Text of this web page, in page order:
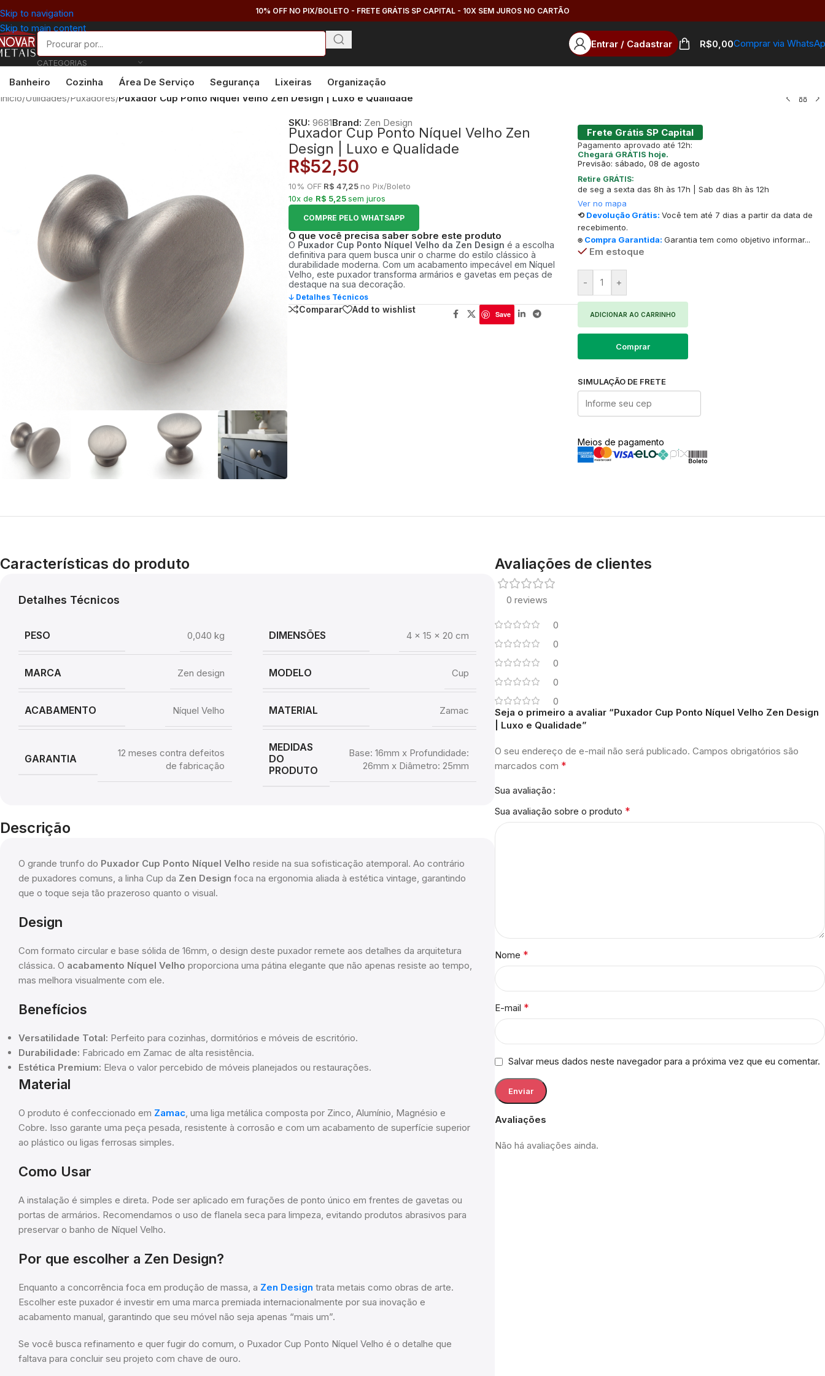
Skip to navigation
Skip to main content
10% OFF NO PIX/BOLETO - FRETE GRÁTIS SP CAPITAL - 10X SEM JUROS NO CARTÃO
CATEGORIAS
Entrar / Cadastrar R$0,00Comprar via
Banheiro Cozinha Área De Serviço Segurança Lixeiras
Organização
Início/Utilidades/Puxadores/Puxador Cup Ponto Níquel Velho Zen Design | Luxo e Qualidade
SKU:9681Brand: Zen Design
Puxador Cup Ponto Níquel Velho Zen
Design | Luxo e Qualidade
R$52,50
10% OFF R$ 47,25 no Pix/Boleto
10x de R$ 5,25sem juros
COMPRE PELO WHATSAPP
O que você precisa saber sobre este produto
O Puxador Cup Ponto Níquel Velho da Zen Design é a escolha
definitiva para quem busca unir o charme do estilo clássico à
durabilidade moderna. Com um acabamento impecável em Níquel
Velho, este puxador transforma armários e gavetas em peças de
destaque na sua decoração.
🡣 Detalhes Técnicos
Comparar Add to wishlist Save
Frete Grátis SP Capital
Pagamento aprovado até 12h:
Chegará GRÁTIS hoje.
Previsão: sábado, 08 de agosto
Retire GRÁTIS:
de seg a sexta das 8h às 17h | Sab das 8h às 12h
Ver no mapa
⟲ Devolução Grátis: Você tem até 7 dias a partir da data de
recebimento.
⍟ Compra Garantida: Garantia tem como objetivo informar...
Em estoque
- +
ADICIONAR AO CARRINHO
Comprar
SIMULAÇÃO DE FRETE
Meios de pagamento
Características do produto
Detalhes Técnicos
PESO 0,040 kg DIMENSÕES 4 × 15 × 20 cm
MARCA Zen design MODELO Cup
ACABAMENTO Níquel Velho MATERIAL Zamac
GARANTIA
12 meses contra defeitos
de fabricação
MEDIDAS
DO
PRODUTO
Base: 16mm x Profundidade:
26mm x Diâmetro: 25mm
Descrição
O grande trunfo do Puxador Cup Ponto Níquel Velho reside na sua sofisticação atemporal. Ao contrário
de puxadores comuns, a linha Cup da Zen Design foca na ergonomia aliada à estética vintage, garantindo
que o toque seja tão prazeroso quanto o visual.
Design
Com formato circular e base sólida de 16mm, o design deste puxador remete aos detalhes da arquitetura
clássica. O acabamento Níquel Velho proporciona uma pátina elegante que não apenas resiste ao tempo,
mas melhora visualmente com ele.
Benefícios
Versatilidade Total: Perfeito para cozinhas, dormitórios e móveis de escritório.
Durabilidade: Fabricado em Zamac de alta resistência.
Estética Premium: Eleva o valor percebido de móveis planejados ou restaurações.
Material
O produto é confeccionado em Zamac, uma liga metálica composta por Zinco, Alumínio, Magnésio e
Cobre. Isso garante uma peça pesada, resistente à corrosão e com um acabamento de superfície superior
ao plástico ou ligas ferrosas simples.
Como Usar
A instalação é simples e direta. Pode ser aplicado em furações de ponto único em frentes de gavetas ou
portas de armários. Recomendamos o uso de flanela seca para limpeza, evitando produtos abrasivos para
preservar o banho de Níquel Velho.
Por que escolher a Zen Design?
Enquanto a concorrência foca em produção de massa, a Zen Design trata metais como obras de arte.
Escolher este puxador é investir em uma marca premiada internacionalmente por sua inovação e
acabamento manual, garantindo que seu móvel não seja apenas “mais um”.
Se você busca refinamento e quer fugir do comum, o Puxador Cup Ponto Níquel Velho é o detalhe que
faltava para concluir seu projeto com chave de ouro.
Avaliações de clientes
0 reviews
0
0
0
0
0
Avaliações
Não há avaliações ainda.
Seja o primeiro a avaliar “Puxador Cup Ponto Níquel Velho Zen Design
| Luxo e Qualidade”
O seu endereço de e-mail não será publicado. Campos obrigatórios são
marcados com *
Sua avaliação
Sua avaliação sobre o produto *
Nome *
E-mail *
Salvar meus dados neste navegador para a próxima vez que eu comentar.